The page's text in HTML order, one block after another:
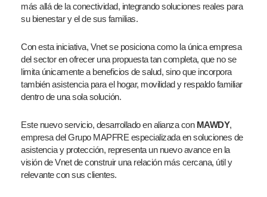
más allá de la conectividad, integrando soluciones reales para
su bienestar y el de sus familias.
Con esta iniciativa, Vnet se posiciona como la única empresa
del sector en ofrecer una propuesta tan completa, que no se
limita únicamente a beneficios de salud, sino que incorpora
también asistencia para el hogar, movilidad y respaldo familiar
dentro de una sola solución.
Este nuevo servicio, desarrollado en alianza con MAWDY,
empresa del Grupo MAPFRE especializada en soluciones de
asistencia y protección, representa un nuevo avance en la
visión de Vnet de construir una relación más cercana, útil y
relevante con sus clientes.